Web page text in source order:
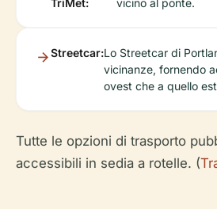
TriMet: vicino al ponte.
Streetcar:Lo Streetcar di
vicinanze, fornendo
ovest che a quello
Tutte le opzioni di trasporto
accessibili in sedia a rotelle. (